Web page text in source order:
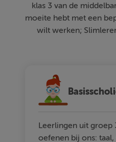
klas 3 van de
moeite hebt met een
wilt werken;
Leerlingen uit groep
oefenen bij ons: